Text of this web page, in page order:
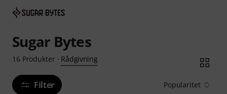
Sugar Bytes
16 Produkter· Rådgivning
Filter Popularitet